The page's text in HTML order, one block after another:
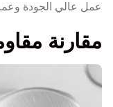
عمل عالي الجودة
مقارنة